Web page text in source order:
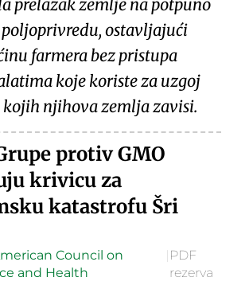
prelazak zemlje na potpuno
ostavljajući
farmera bez pristupa
koje koriste za uzgoj
kojih njihova zemlja zavisi.
protiv GMO
krivicu za
katastrofu Šri
Council on
and Health
| PDF
rezerva